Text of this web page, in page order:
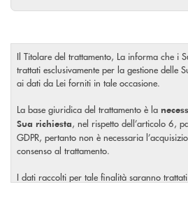
Il Titolare del trattamento, La informa che i
trattati esclusivamente per la gestione delle
ai dati da Lei forniti in tale occasione.
La base giuridica del trattamento è la
Sua richiesta, nel rispetto dell’articolo 6,
GDPR, pertanto non è necessaria
consenso al trattamento.
I dati raccolti per tale finalità saranno